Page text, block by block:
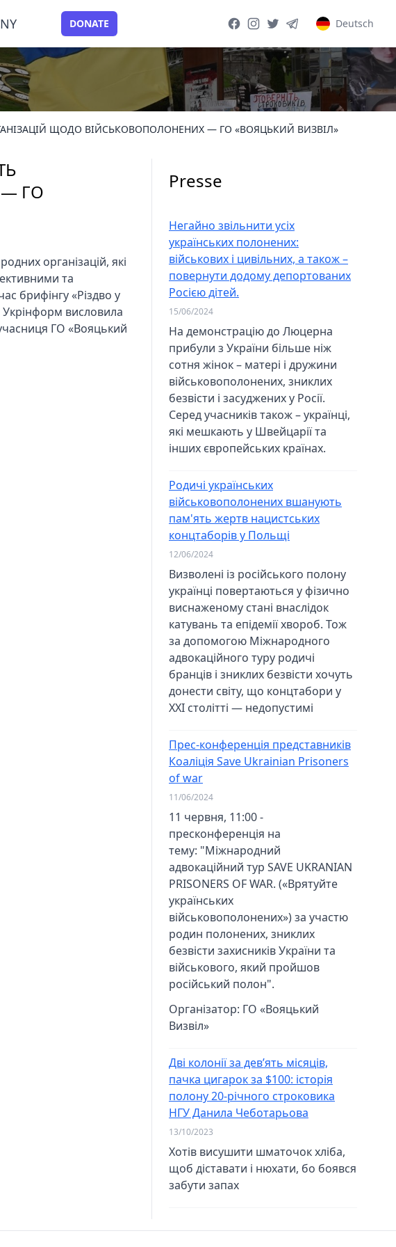
Deutsch
DONATE
ЩОДО ВІЙСЬКОВОПОЛОНЕНИХ — ГО «ВОЯЦЬКИЙ ВИЗВІЛ»
ГО
організацій, які
та
брифінгу «Різдво у
Укрінформ висловила
ГО «Вояцький
Presse
Негайно звільнити усіх
українських полонених:
військових і цивільних, а також –
повернути додому депортованих
Росією дітей.
15/06/2024
На демонстрацію до Люцерна
прибули з України більше ніж
сотня жінок – матері і дружини
військовополонених, зниклих
безвісти і засуджених у Росії.
Серед учасників також – українці,
які мешкають у Швейцарії та
інших європейських країнах.
Родичі українських
військовополонених вшанують
пам'ять жертв нацистських
концтаборів у Польщі
12/06/2024
Визволені із російського полону
українці повертаються у фізично
виснаженому стані внаслідок
катувань та епідемії хвороб. Тож
за допомогою Міжнародного
адвокаційного туру родичі
бранців і зниклих безвісти хочуть
донести світу, що концтабори у
XXI столітті — недопустимі
Прес-конференція представників
Коаліція Save Ukrainian Prisoners
of war
11/06/2024
11 червня, 11:00 -
пресконференція на
тему: "Міжнародний
адвокаційний тур SAVE UKRANIAN
PRISONERS OF WAR. («Врятуйте
українських
військовополонених») за участю
родин полонених, зниклих
безвісти захисників України та
військового, який пройшов
російський полон".
Організатор: ГО «Вояцький
Визвіл»
Дві колонії за дев’ять місяців,
пачка цигарок за $100: історія
полону 20-річного строковика
НГУ Данила Чеботарьова
13/10/2023
Хотів висушити шматочок хліба,
щоб діставати і нюхати, бо боявся
забути запах